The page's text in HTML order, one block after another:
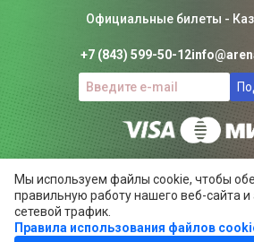
Официальные билеты -
+7 (843) 599-50-12
Казань Арены.
Положение об общих
ARENA-TATNEFT.RU
Мы используем файлы cookie, чтобы
правильную работу нашего веб-сайта и
сетевой трафик.
Правила использования файлов